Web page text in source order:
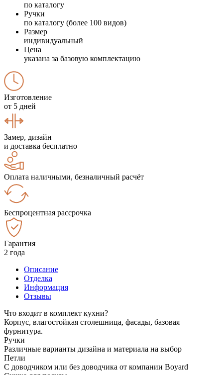
по каталогу
Ручки
по каталогу (более 100 видов)
Размер
индивидуальный
Цена
указана за базовую комплектацию
Изготовление
от 5 дней
Замер, дизайн
и доставка бесплатно
Оплата наличными, безналичный расчёт
Беспроцентная рассрочка
Гарантия
2 года
Описание
Отделка
Информация
Отзывы
Что входит в комплект кухни?
Корпус, влагостойкая столешница, фасады, базовая
фурнитура.
Ручки
Различные варианты дизайна и материала на выбор
Петли
С доводчиком или без доводчика от компании Boyard